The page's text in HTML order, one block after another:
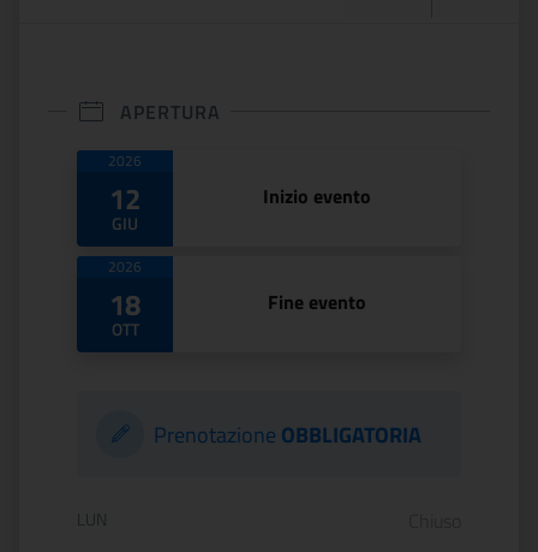
APERTURA
Date di apertura
2026
12
GIU
Inizio evento
2026
18
OTT
Fine evento
Prenotazione OBBLIGATORIA
Orario di apertura:
LUN